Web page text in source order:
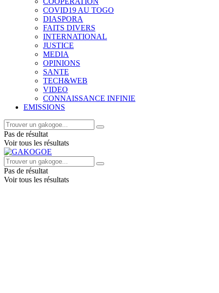
COVID19 AU TOGO
DIASPORA
FAITS DIVERS
INTERNATIONAL
JUSTICE
MEDIA
OPINIONS
SANTE
TECH&WEB
VIDEO
CONNAISSANCE INFINIE
EMISSIONS
Pas de résultat
Voir tous les résultats
Pas de résultat
Voir tous les résultats